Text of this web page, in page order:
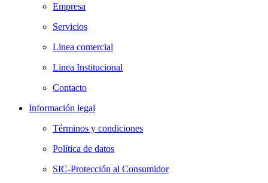
Empresa
Servicios
Linea comercial
Linea Institucional
Contacto
Información legal
Términos y condiciones
Política de datos
SIC-Protección al Consumidor